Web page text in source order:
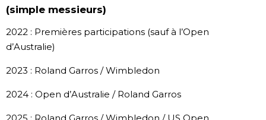
(simple messieurs)
2022 : Premières participations (sauf à l’Open
d’Australie)
2023 : Roland Garros / Wimbledon
2024 : Open d’Australie / Roland Garros
2025 : Roland Garros / Wimbledon / US Open